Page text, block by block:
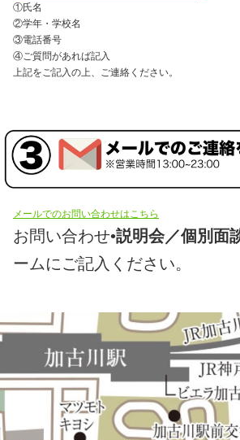
①氏名
②学年・学校名
③電話番号
④ご質問があれば記入
上記をご記入の上、ご連絡ください。
メールでのお問い合わせはこちら
お問い合わせ•説明会／個別面
ームにご記入ください。